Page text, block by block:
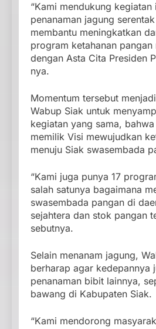
“Kami mendukung kegiatan
penanaman jagung
membantu meningkatkan
program ketahanan pangan
dengan Asta Cita Presiden
nya.
Momentum tersebut
Wabup Siak untuk
kegiatan yang sama,
memilik Visi mewujudkan
menuju Siak swasembada
“Kami juga punya 17
salah satunya bagaimana
swasembada pangan di
sejahtera dan stok pangan
sebutnya.
Selain menanam jagung,
berharap agar kedepannya
penanaman bibit lainnya,
bawang di Kabupaten Siak.
“Kami mendorong